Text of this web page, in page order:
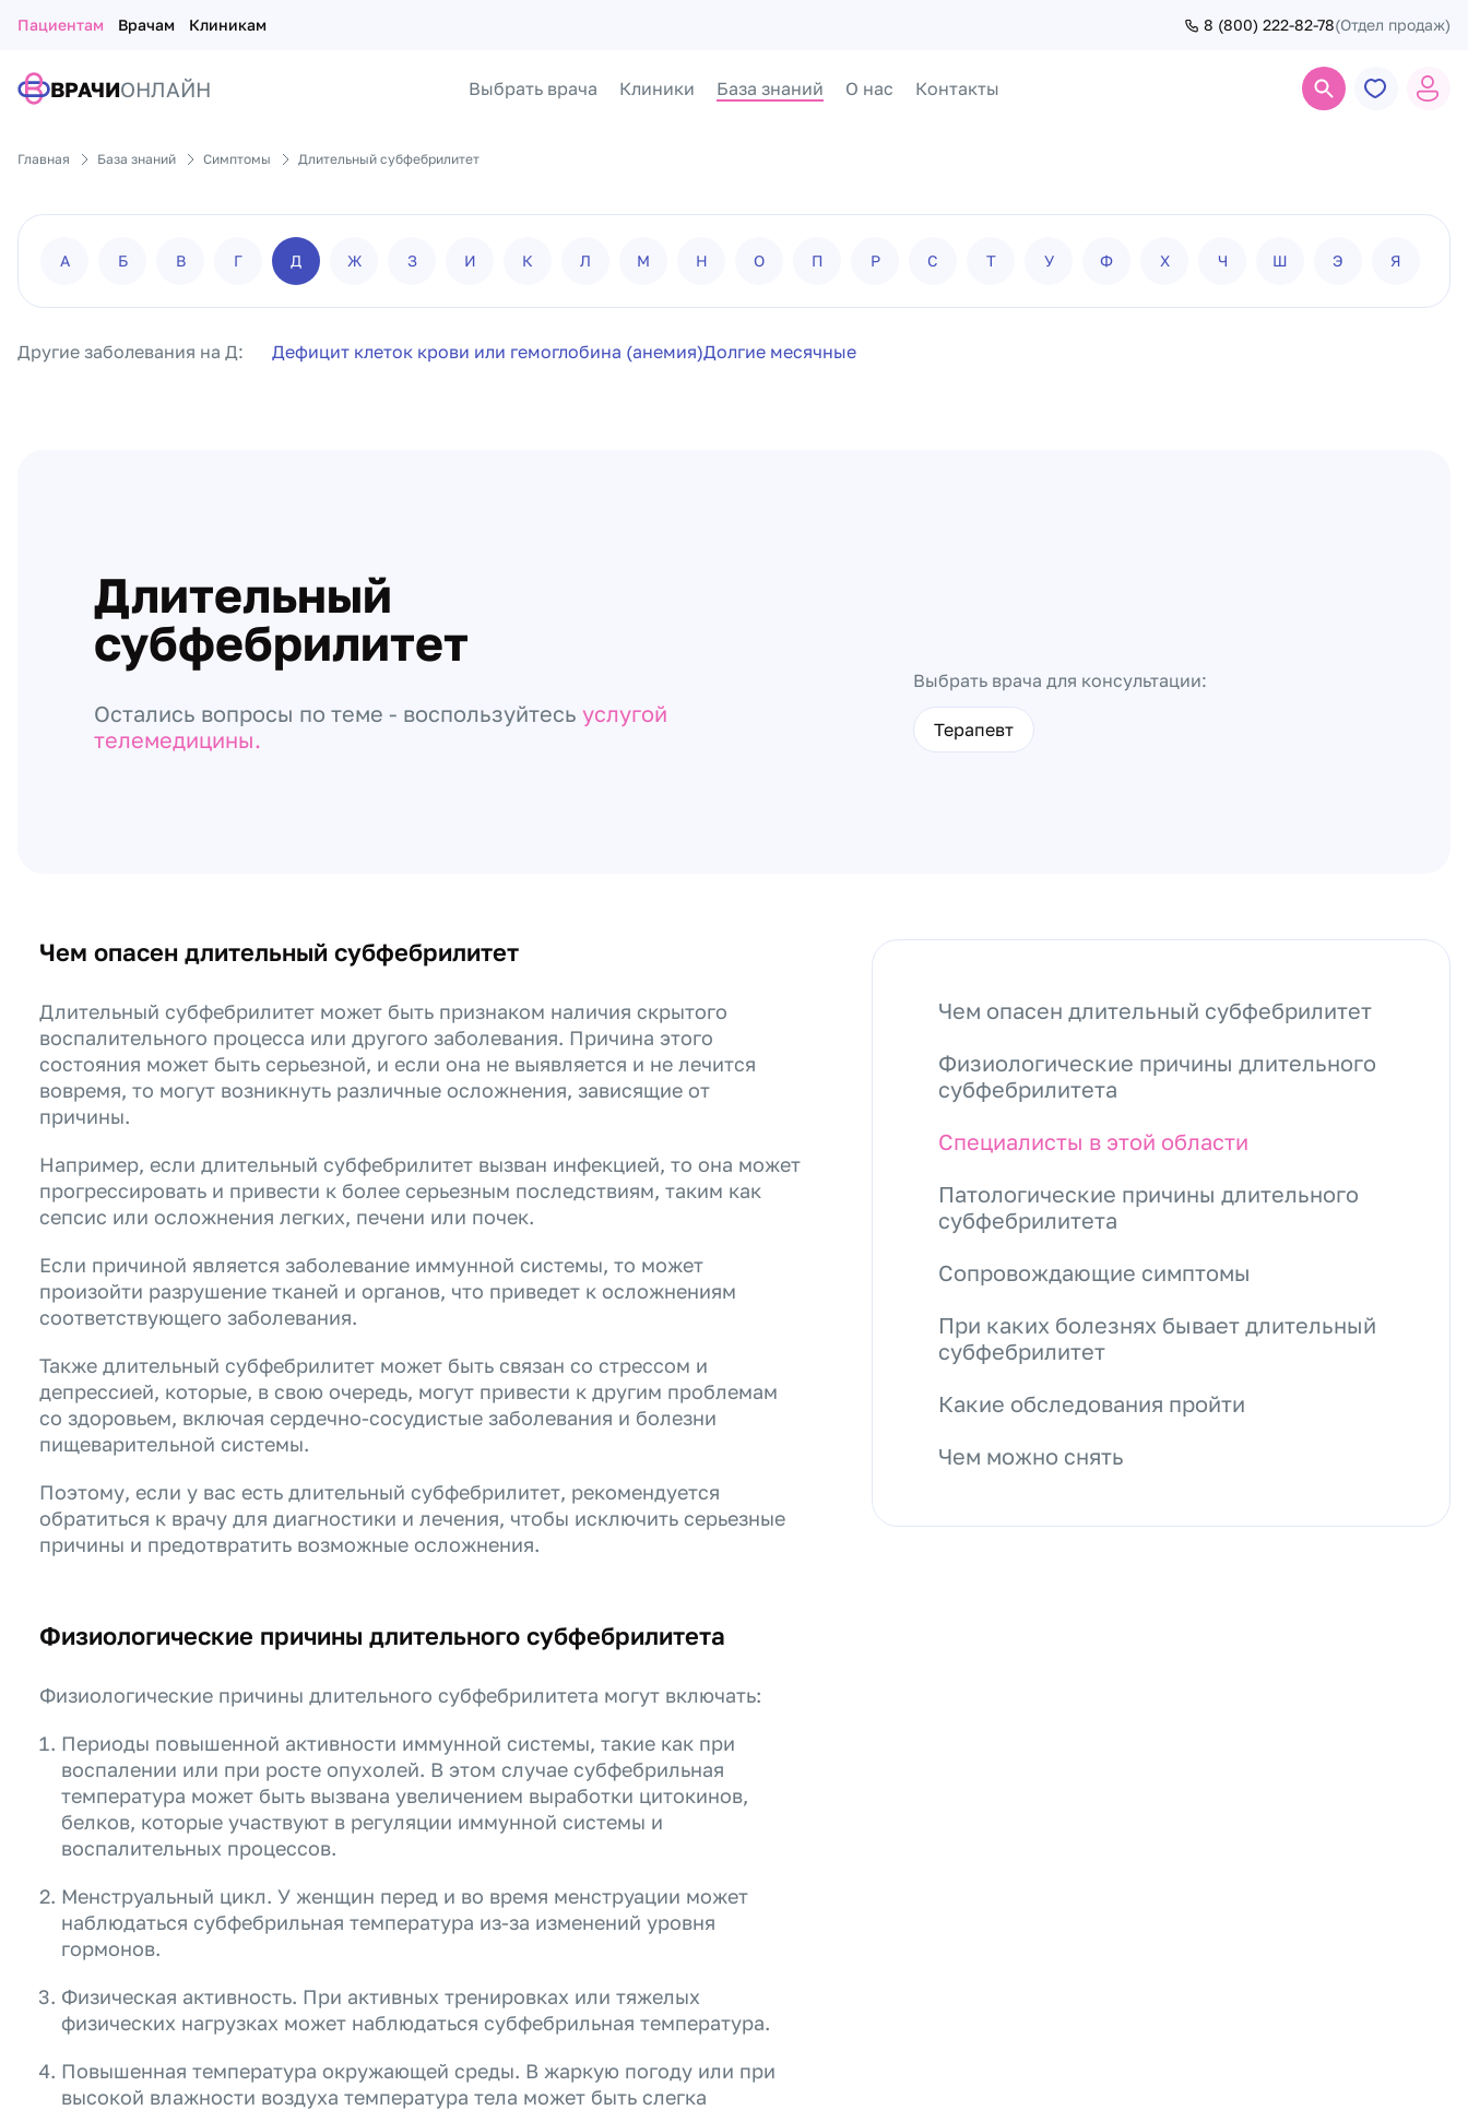
Пациентам Врачам Клиникам 8 (800) 222-82-78(Отдел продаж)
ВРАЧИОНЛАЙН Выбрать врача Клиники База знаний О нас Контакты
Главная База знаний Симптомы Длительный субфебрилитет
А Б В Г Д Ж З И К Л М Н О П Р С Т У Ф Х Ч Ш Э Я
Другие заболевания на Д: Дефицит клеток крови или гемоглобина (анемия)Долгие месячные
Длительный
субфебрилитет
Остались вопросы по теме - воспользуйтесь услугой
телемедицины.
Выбрать врача для консультации:
Терапевт
Чем опасен длительный субфебрилитет
Длительный субфебрилитет может быть признаком наличия скрытого
воспалительного процесса или другого заболевания. Причина этого
состояния может быть серьезной, и если она не выявляется и не лечится
вовремя, то могут возникнуть различные осложнения, зависящие от
причины.
Например, если длительный субфебрилитет вызван инфекцией, то она может
прогрессировать и привести к более серьезным последствиям, таким как
сепсис или осложнения легких, печени или почек.
Если причиной является заболевание иммунной системы, то может
произойти разрушение тканей и органов, что приведет к осложнениям
соответствующего заболевания.
Также длительный субфебрилитет может быть связан со стрессом и
депрессией, которые, в свою очередь, могут привести к другим проблемам
со здоровьем, включая сердечно-сосудистые заболевания и болезни
пищеварительной системы.
Поэтому, если у вас есть длительный субфебрилитет, рекомендуется
обратиться к врачу для диагностики и лечения, чтобы исключить серьезные
причины и предотвратить возможные осложнения.
Физиологические причины длительного субфебрилитета
Физиологические причины длительного субфебрилитета могут включать:
Периоды повышенной активности иммунной системы, такие как при
воспалении или при росте опухолей. В этом случае субфебрильная
температура может быть вызвана увеличением выработки цитокинов,
белков, которые участвуют в регуляции иммунной системы и
воспалительных процессов.
Менструальный цикл. У женщин перед и во время менструации может
наблюдаться субфебрильная температура из-за изменений уровня
гормонов.
Физическая активность. При активных тренировках или тяжелых
физических нагрузках может наблюдаться субфебрильная температура.
Повышенная температура окружающей среды. В жаркую погоду или при
высокой влажности воздуха температура тела может быть слегка
Чем опасен длительный субфебрилитет
Физиологические причины длительного
субфебрилитета
Специалисты в этой области
Патологические причины длительного
субфебрилитета
Сопровождающие симптомы
При каких болезнях бывает длительный
субфебрилитет
Какие обследования пройти
Чем можно снять